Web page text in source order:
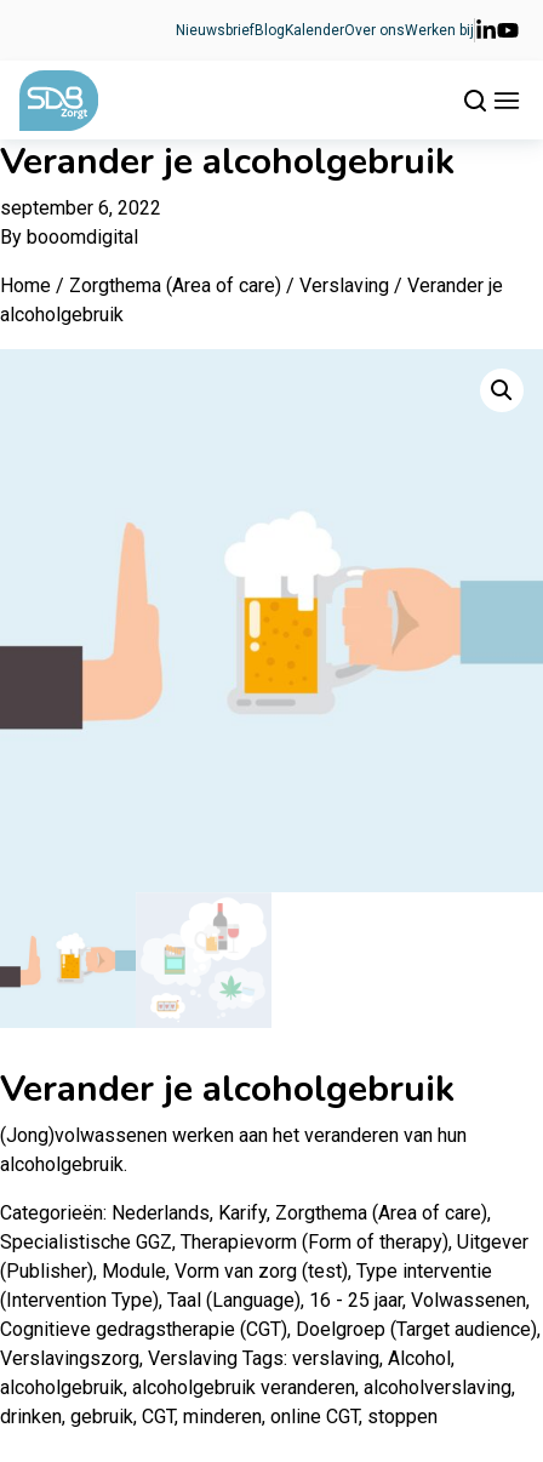
NieuwsbriefBlog KalenderOver onsWerken bij
Verander je alcoholgebruik
september 6, 2022
By booomdigital
Home / Zorgthema (Area of care) / Verslaving / Verander je
alcoholgebruik
Verander je alcoholgebruik
(Jong)volwassenen werken aan het veranderen van hun
alcoholgebruik.
Categorieën: Nederlands, Karify, Zorgthema (Area of care),
Specialistische GGZ, Therapievorm (Form of therapy), Uitgever
(Publisher), Module, Vorm van zorg (test), Type interventie
(Intervention Type), Taal (Language), 16 - 25 jaar, Volwassenen,
Cognitieve gedragstherapie (CGT), Doelgroep (Target audience),
Verslavingszorg, Verslaving Tags: verslaving, Alcohol,
alcoholgebruik, alcoholgebruik veranderen, alcoholverslaving,
drinken, gebruik, CGT, minderen, online CGT, stoppen